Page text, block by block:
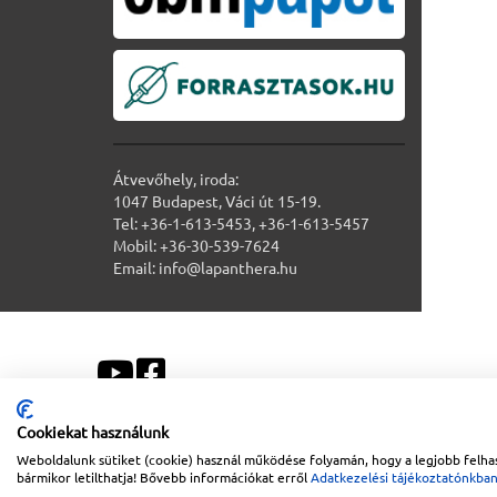
Átvevőhely, iroda:
1047 Budapest, Váci út 15-19.
Tel: +36-1-613-5453, +36-1-613-5457
Mobil: +36-30-539-7624
Email: info@lapanthera.hu
Sitemap|Impresszum
Cookiekat használunk
Weboldalunk sütiket (cookie) használ működése folyamán, hogy a legjobb
bármikor letilthatja! Bővebb információkat errőlAdatkezelési tájékoztatónkban